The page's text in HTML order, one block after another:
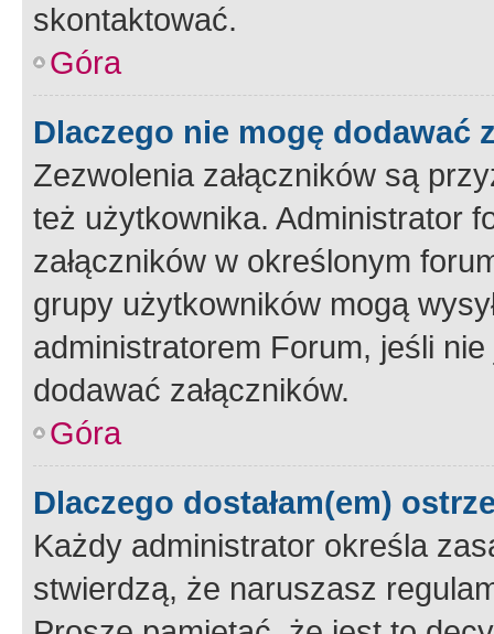
skontaktować.
Góra
Dlaczego nie mogę dodawać
Zezwolenia załączników są
też użytkownika. Administrator
załączników w określonym
grupy użytkowników mogą
administratorem Forum, jeśli
dodawać załączników.
Góra
Dlaczego dostałam(em)
Każdy administrator określa
stwierdzą, że naruszasz